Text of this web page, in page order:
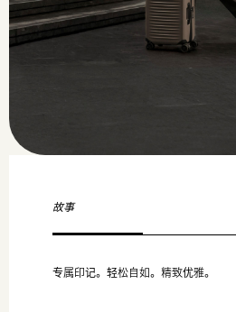
故事
专属印记。轻松自如。精致优雅。